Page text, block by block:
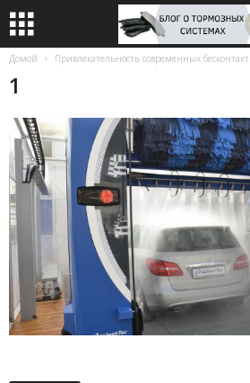
Домой Привлекательность современных
1